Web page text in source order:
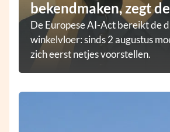
bekendmaken, zegt
De Europese AI-Act bereikt de
winkelvloer: sinds 2 augustus
zich eerst netjes voorstellen.